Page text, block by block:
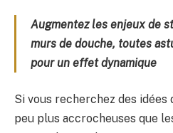
Augmentez les enjeux de
murs de douche, toutes
pour un effet dynamique
Si vous recherchez des idées
peu plus accrocheuses que